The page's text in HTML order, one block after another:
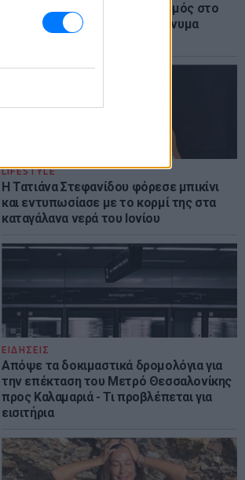
Φωτιά στην Κόρινθο: Συναγερμός στο
Στεφάνι - Εναέρια μέσα και μήνυμα
LIFESTYLE
Η Τατιάνα Στεφανίδου φόρεσε μπικίνι
και εντυπωσίασε με το κορμί της στα
καταγάλανα νερά του Ιονίου
ΕΙΔΗΣΕΙΣ
Απόψε τα δοκιμαστικά δρομολόγια για
την επέκταση του Μετρό Θεσσαλονίκης
προς Καλαμαριά - Τι προβλέπεται για
εισιτήρια